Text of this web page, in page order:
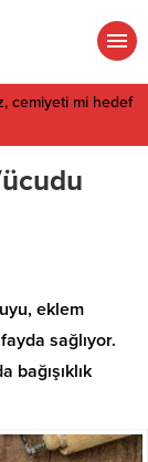
650 bin
eklem
sağlıyor.
bağışıklık